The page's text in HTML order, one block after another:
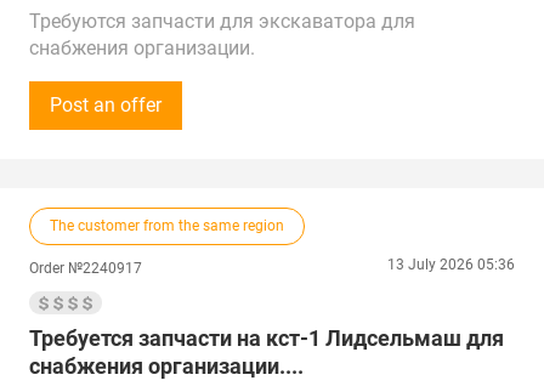
Требуются запчасти для экскаватора для
снабжения организации.
и мегарыхлитель для экскаватора Hitachi ZX670LC-
5G.
России и Китаю.
Поставка в г. Благовещенск, Амурская область.
Post an offer
The customer from the same region
Order №2240917 13 July 2026 05:36
Требуется запчасти на кст-1 Лидсельмаш для
снабжения организации....